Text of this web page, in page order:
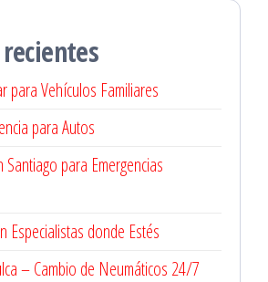
para Vehículos Familiares
para Autos
Santiago para Emergencias
Especialistas donde Estés
– Cambio de Neumáticos 24/7